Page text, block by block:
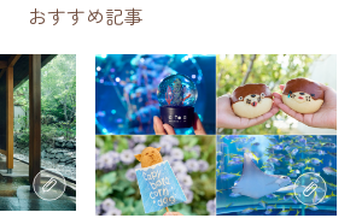
おすすめ記事